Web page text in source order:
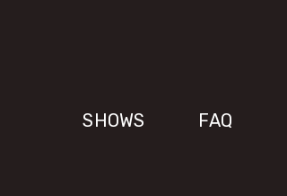
SHOWS FAQ